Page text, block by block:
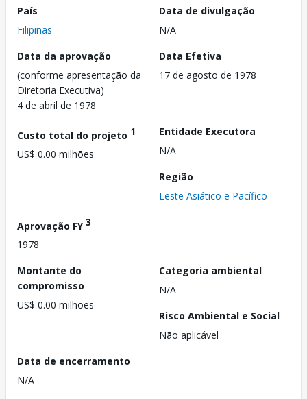
País
Filipinas
Data de divulgação
N/A
Data da aprovação
(conforme apresentação da
Diretoria Executiva)
4 de abril de 1978
Data Efetiva
17 de agosto de 1978
Custo total do projeto 1
US$ 0.00 milhões
Entidade Executora
N/A
Região
Leste Asiático e Pacífico
Aprovação FY3
1978
Montante do
compromisso
US$ 0.00 milhões
Categoria ambiental
N/A
Risco Ambiental e Social
Não aplicável
Data de encerramento
N/A